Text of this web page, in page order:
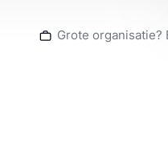
Grote